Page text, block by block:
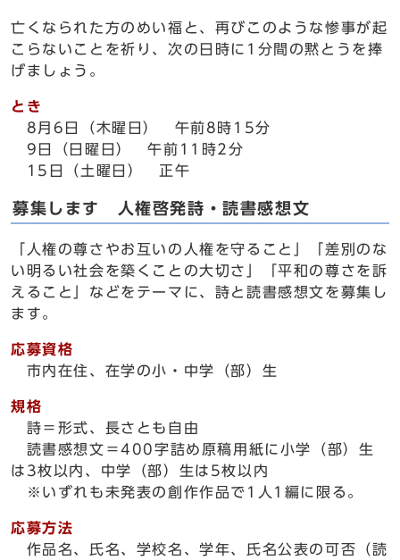
亡くなられた方のめい福と、再びこのような惨事が起
こらないことを祈り、次の日時に1分間の黙とうを捧
げましょう。
とき
8月6日（木曜日） 午前8時15分
9日（日曜日） 午前11時2分
15日（土曜日） 正午
募集します 人権啓発詩・読書感想文
「人権の尊さやお互いの人権を守ること」「差別のな
い明るい社会を築くことの大切さ」「平和の尊さを訴
えること」などをテーマに、詩と読書感想文を募集し
ます。
応募資格
市内在住、在学の小・中学（部）生
規格
詩＝形式、長さとも自由
読書感想文＝400字詰め原稿用紙に小学（部）生
は3枚以内、中学（部）生は5枚以内
※いずれも未発表の創作作品で1人1編に限る。
応募方法
作品名、氏名、学校名、学年、氏名公表の可否（読